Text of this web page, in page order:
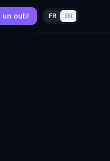
un outil FR EN